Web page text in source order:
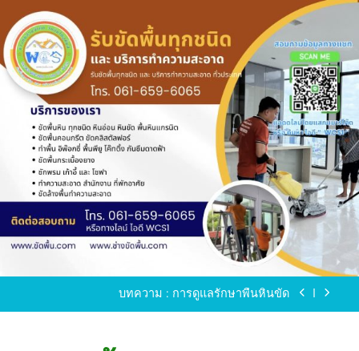
to
content
ขัดพื้นหินขัด อบต.แหลมบัวนครปฐม
ขัดพื้นหินอ่อน โทร.0616596065 ไลน์ WCS1
บทความ : การดูแลรักษาพื้นหินขัด